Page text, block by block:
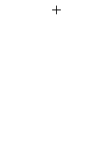
et la
et